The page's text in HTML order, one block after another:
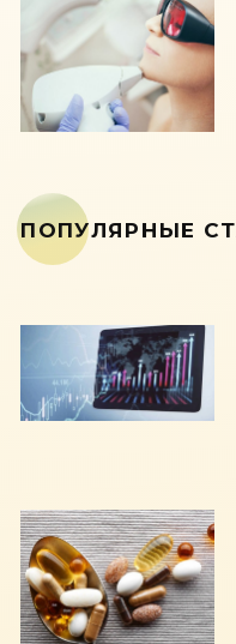
ПОПУЛЯРНЫЕ